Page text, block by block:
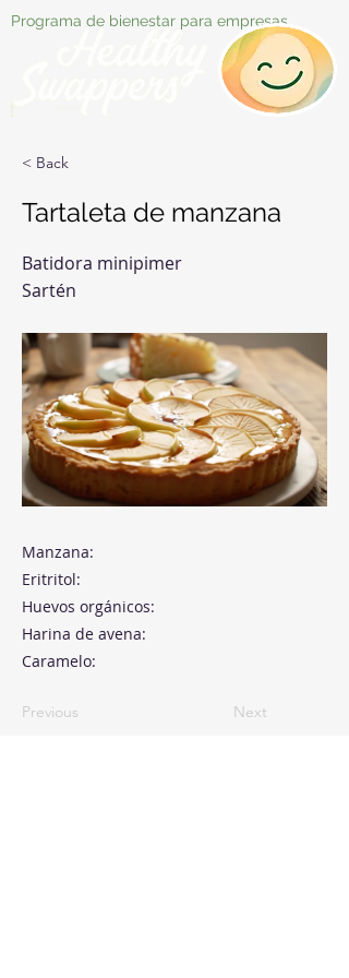
Programa de bienestar para empresas
< Back
Tartaleta de manzana
Batidora minipimer
Sartén
Manzana:
Eritritol:
Huevos orgánicos:
Harina de avena:
Caramelo:
Previous Next